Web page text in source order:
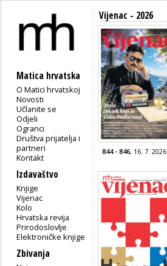
Matica hrvatska
O Matici hrvatskoj
Novosti
Učlanite se
Odjeli
Ogranci
Društva prijatelja i
partneri
Kontakt
Izdavaštvo
Knjige
Vijenac
Kolo
Hrvatska revija
Prirodoslovlje
Elektroničke knjige
Zbivanja
Vijenac - 2026
844 - 846, 16. 7. 2026